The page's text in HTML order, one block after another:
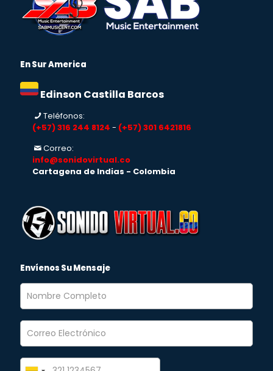
En Sur America
Edinson Castilla Barcos
Teléfonos:
(+57) 316 244 8124 - (+57) 301 6421816
Correo:
info@sonidovirtual.co
Cartagena de Indias - Colombia
Envíenos Su Mensaje